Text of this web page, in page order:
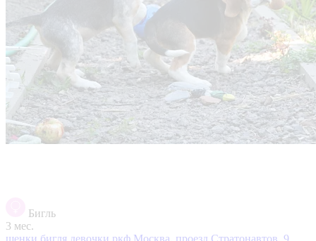
Бигль
3 мес.
щенки бигля девочки ркф Москва, проезд Стратонавтов, 9